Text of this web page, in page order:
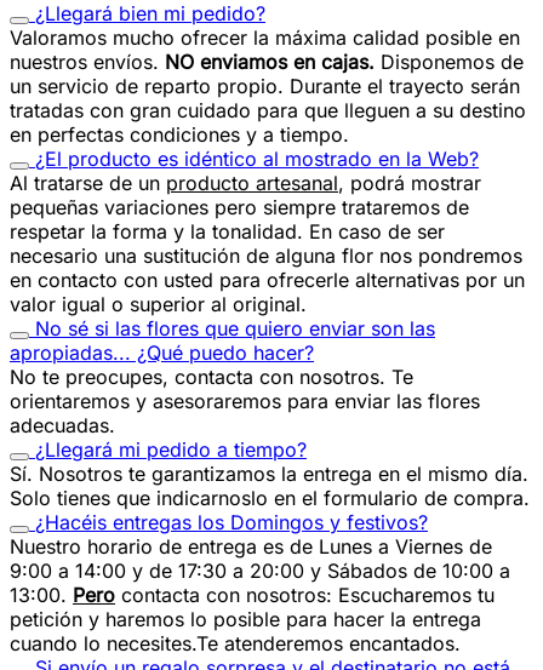
¿Llegará bien mi pedido?
Valoramos mucho ofrecer la máxima calidad posible en
nuestros envíos. NO enviamos en cajas. Disponemos de
un servicio de reparto propio. Durante el trayecto serán
tratadas con gran cuidado para que lleguen a su destino
en perfectas condiciones y a tiempo.
¿El producto es idéntico al mostrado en la Web?
Al tratarse de un producto artesanal, podrá mostrar
pequeñas variaciones pero siempre trataremos de
respetar la forma y la tonalidad. En caso de ser
necesario una sustitución de alguna flor nos pondremos
en contacto con usted para ofrecerle alternativas por un
valor igual o superior al original.
No sé si las flores que quiero enviar son las
apropiadas... ¿Qué puedo hacer?
No te preocupes, contacta con nosotros. Te
orientaremos y asesoraremos para enviar las flores
adecuadas.
¿Llegará mi pedido a tiempo?
Sí. Nosotros te garantizamos la entrega en el mismo día.
Solo tienes que indicarnoslo en el formulario de compra.
¿Hacéis entregas los Domingos y festivos?
Nuestro horario de entrega es de Lunes a Viernes de
9:00 a 14:00 y de 17:30 a 20:00 y Sábados de 10:00 a
13:00. Pero contacta con nosotros: Escucharemos tu
petición y haremos lo posible para hacer la entrega
cuando lo necesites.Te atenderemos encantados.